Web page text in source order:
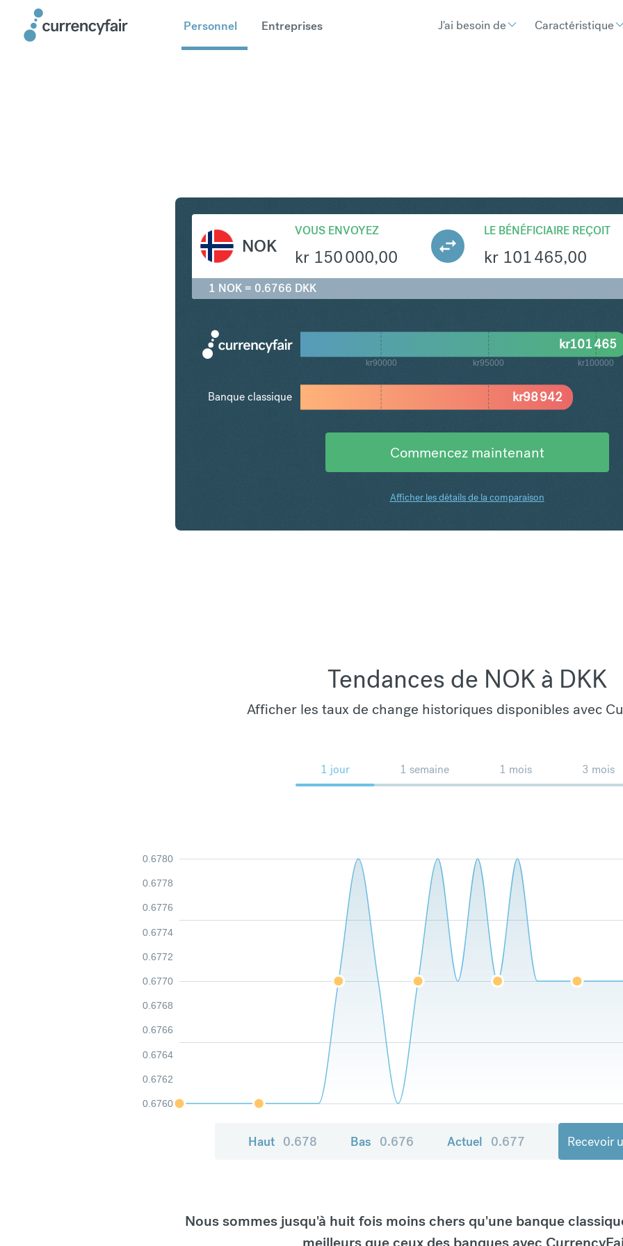
Personnel Entreprises J'ai besoin de Caractéristique
NOK
VOUS ENVOYEZ
kr 150 000,00
LE BÉNÉFICIAIRE REÇOIT
kr 101 465,00
1 NOK = 0.6766 DKK
kr90000 kr95000 kr100000
kr98 942
kr101 465
Banque classique
Commencez maintenant
Afficher les détails de la comparaison
Tendances de NOK à DKK
Afficher les taux de change historiques disponibles avec
1 jour 1 semaine 1 mois 3 mois
0.6760
0.6762
0.6764
0.6766
0.6768
0.6770
0.6772
0.6774
0.6776
0.6778
0.6780
Haut 0.678 Bas 0.676 Actuel 0.677 Recevoir
Nous sommes jusqu'à huit fois moins chers qu'une banque
meilleurs que ceux des banques avec